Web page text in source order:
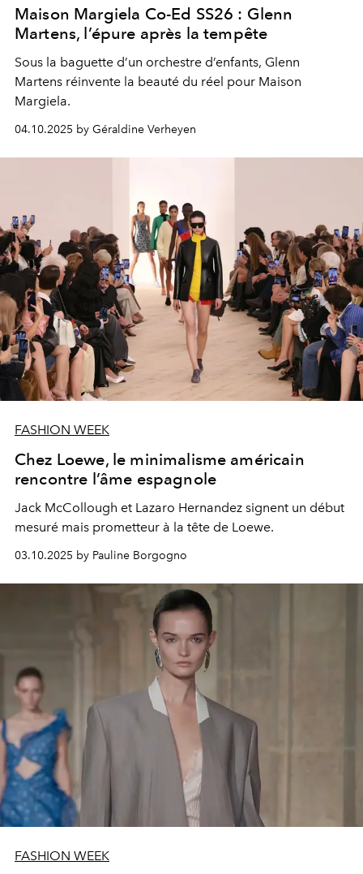
Maison Margiela Co-Ed SS26 : Glenn
Martens, l’épure après la tempête
Sous la baguette d’un orchestre d’enfants, Glenn
Martens réinvente la beauté du réel pour Maison
Margiela.
04.10.2025 by Géraldine Verheyen
FASHION WEEK
Chez Loewe, le minimalisme américain
rencontre l’âme espagnole
Jack McCollough et Lazaro Hernandez signent un début
mesuré mais prometteur à la tête de Loewe.
03.10.2025 by Pauline Borgogno
FASHION WEEK